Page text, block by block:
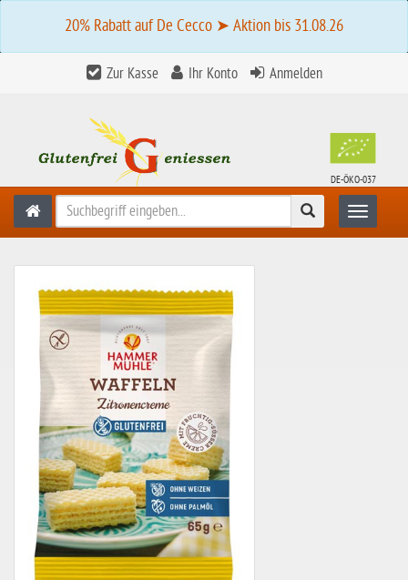
20% Rabatt auf De Cecco ➤ Aktion bis 31.08.26
Zur Kasse Ihr Konto Anmelden
DE-ÖKO-037
Suchen Toggle